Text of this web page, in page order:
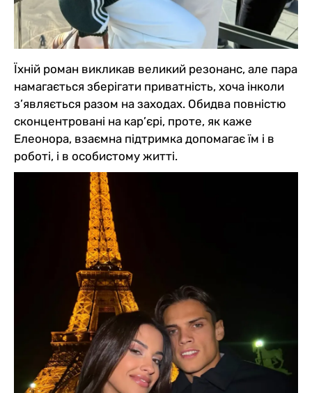
Їхній роман викликав великий резонанс, але пара
намагається зберігати приватність, хоча інколи
з’являється разом на заходах. Обидва повністю
сконцентровані на кар’єрі, проте, як каже
Елеонора, взаємна підтримка допомагає їм і в
роботі, і в особистому житті.